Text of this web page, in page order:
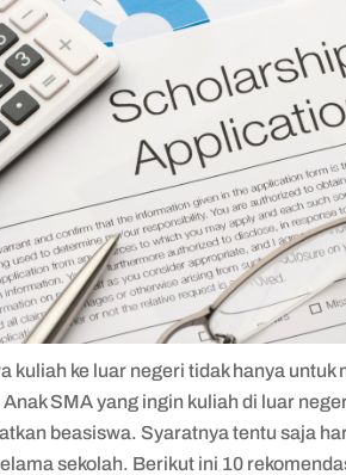
kuliah ke luar negeri tidak hanya untuk
SMA yang ingin kuliah di luar
beasiswa. Syaratnya tentu saja
sekolah. Berikut ini 10